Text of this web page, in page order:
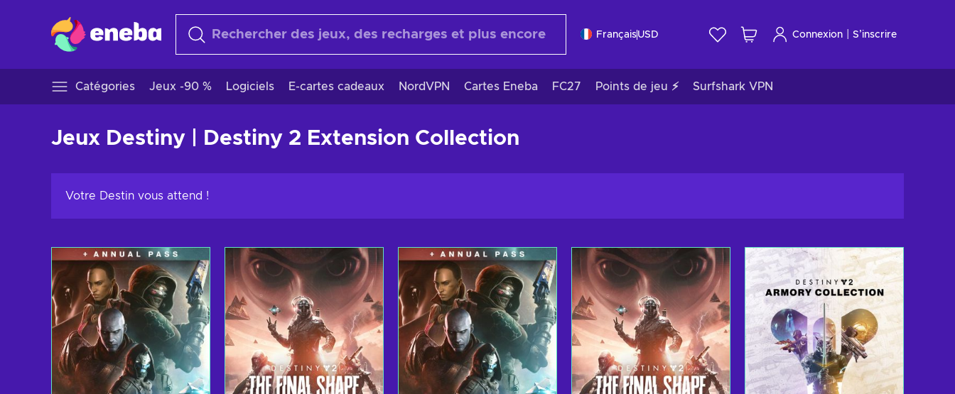
FrançaisUSD Connexion S’inscrire
Catégories Jeux -90 % Logiciels E-cartes cadeaux NordVPN Cartes Eneba FC27 Points de jeu ⚡ Surfshark VPN
Jeux Destiny | Destiny 2 Extension Collection
Votre Destin vous attend !